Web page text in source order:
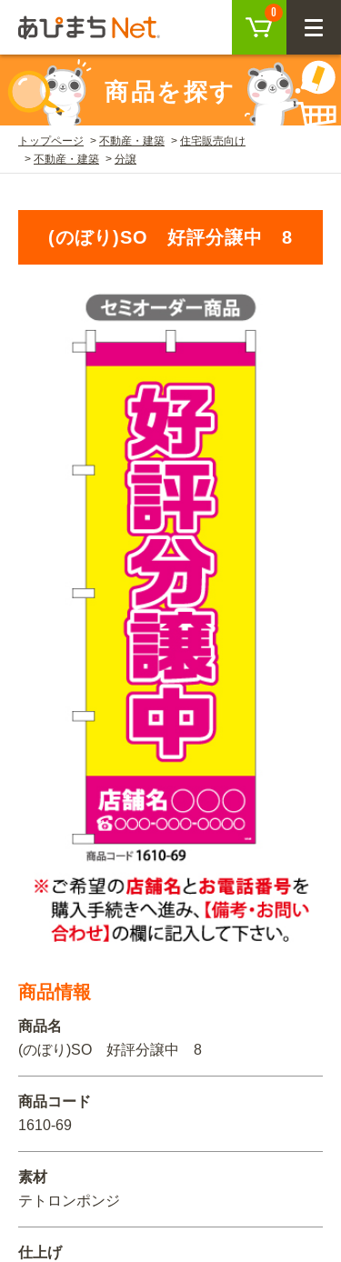
0
CLOSE
ログイン
会員登録
商品を探す
SEARCH
KEYWORD
注目キーワード
韓国グルメ 駐車場
CATEGORY
住まい・暮らし
イベント・季節 不動産・建築
カルチャー・教養
車・バイク関連
OTHER ITEMS
関連アイテムを見る
ORIGINAL ORDER
ご利用ガイド
USER GUIDE
ご利用ガイド トップ
取り扱い商品一覧
既製デザイン商品注文方法
オリジナルオーダー注文方法
料金一覧
お届け納期と配送方法
初めての方へ
BEGINNER'S GUIDE
初めての方へ トップ
お客様の声
オリジナルオーダー制作事例
商品を探す
トップページ 不動産・建築
住宅販売向け
不動産・建築
分譲
(のぼり)SO 好評分譲中 8
商品情報
商品名
(のぼり)SO 好評分譲中 8
商品コード
1610-69
素材
テトロンポンジ
仕上げ